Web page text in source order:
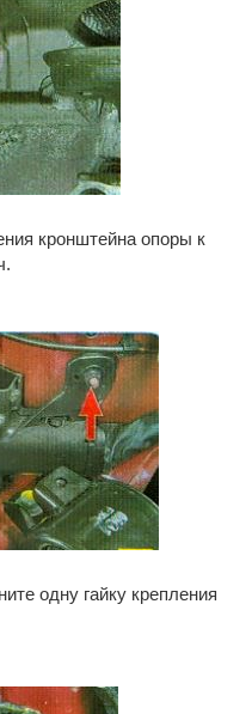
кронштейна опоры к
одну гайку крепления